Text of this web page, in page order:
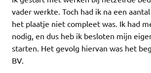
vader werkte. Toch had ik na een
het plaatje niet compleet was. Ik had
nodig, en dus heb ik besloten mijn
starten. Het gevolg hiervan was het
BV.